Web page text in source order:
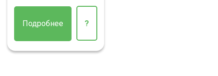
Подробнее ?